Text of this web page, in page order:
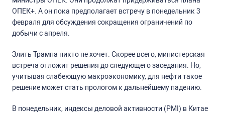
ОПЕК+. А он пока предполагает встречу в понедельник 3
февраля для обсуждения сокращения ограничений по
добычи с апреля.
Злить Трампа никто не хочет. Скорее всего, министерская
встреча отложит решения до следующего заседания. Но,
учитывая слабеющую макроэкономику, для нефти такое
решение может стать прологом к дальнейшему падению.
В понедельник, индексы деловой активности (PMI ) в Китае